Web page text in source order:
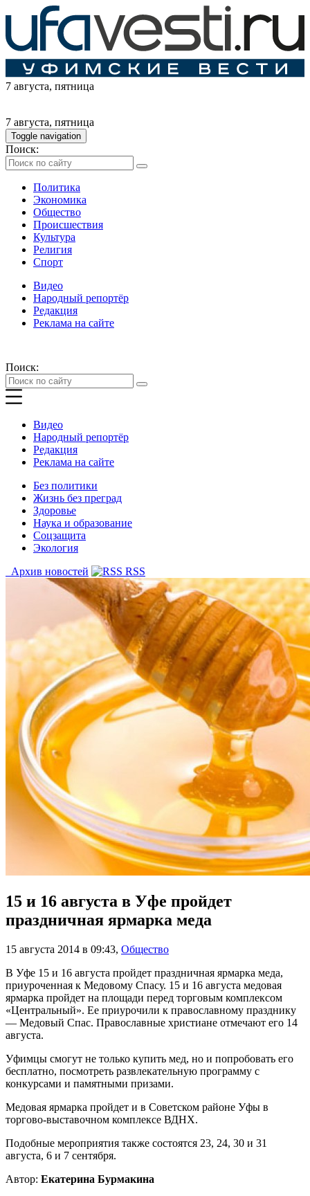
7 августа, пятница
7 августа, пятница
Toggle navigation
Поиск:
Политика
Экономика
Общество
Происшествия
Культура
Религия
Спорт
Видео
Народный репортёр
Редакция
Реклама на сайте
Поиск:
Видео
Народный репортёр
Редакция
Реклама на сайте
Без политики
Жизнь без преград
Здоровье
Наука и образование
Соцзащита
Экология
Архив новостей
RSS
15 и 16 августа в Уфе пройдет
праздничная ярмарка меда
15 августа 2014 в 09:43, Общество
В Уфе 15 и 16 августа пройдет праздничная ярмарка меда,
приуроченная к Медовому Спасу. 15 и 16 августа медовая
ярмарка пройдет на площади перед торговым комплексом
«Центральный». Ее приурочили к православному празднику
— Медовый Спас. Православные христиане отмечают его 14
августа.
Уфимцы смогут не только купить мед, но и попробовать его
бесплатно, посмотреть развлекательную программу с
конкурсами и памятными призами.
Медовая ярмарка пройдет и в Советском районе Уфы в
торгово-выставочном комплексе ВДНХ.
Подобные мероприятия также состоятся 23, 24, 30 и 31
августа, 6 и 7 сентября.
Автор: Екатерина Бурмакина